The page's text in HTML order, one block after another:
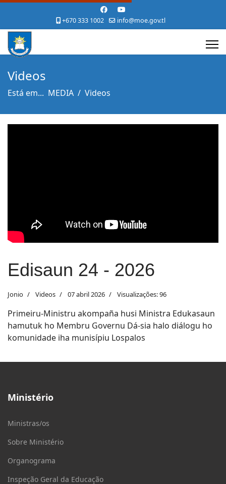
+670 333 1002 info@moe.gov.tl
Videos
Está em... MEDIA Videos
Edisaun 24 - 2026
Jonio Videos 07 abril 2026 Visualizações: 96
Primeiru-Ministru akompaña husi Ministra Edukasaun
hamutuk ho Membru Governu Dá-sia halo diálogu ho
komunidade iha munisípiu Lospalos
Ministério
Ministras/os
Sobre Ministério
Organograma
Inspeção Geral da Educação